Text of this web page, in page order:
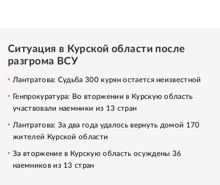
Ситуация в Курской области после
разгрома ВСУ
Лантратова: Судьба 300 курян остается неизвестной
Генпрокуратура: Во вторжении в Курскую область
участвовали наемники из 13 стран
Лантратова: За два года удалось вернуть домой 170
жителей Курской области
За вторжение в Курскую область осуждены 36
наемников из 13 стран